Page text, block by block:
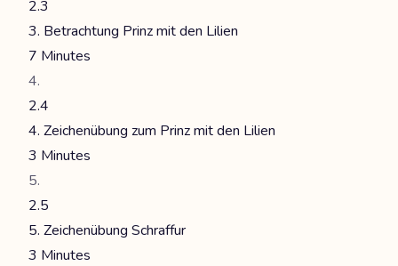
2.3
3. Betrachtung Prinz mit den Lilien
7 Minutes
2.4
4. Zeichenübung zum Prinz mit den Lilien
3 Minutes
2.5
5. Zeichenübung Schraffur
3 Minutes